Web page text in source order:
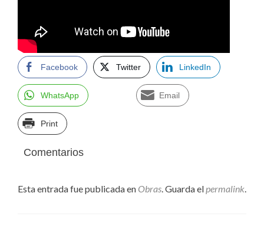
Facebook Twitter LinkedIn
WhatsApp Email
Print
Comentarios
Esta entrada fue publicada en Obras . Guarda el permalink